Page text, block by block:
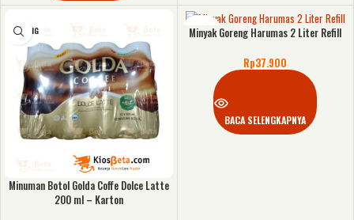
KOSONG
Minuman Botol Golda Coffe Dolce Latte
200 ml – Karton
KOSONG
Minyak Goreng Harumas 2 Liter Refill
Rp37.900
BACA SELENGKAPNYA